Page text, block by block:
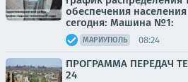
обеспечения
сегодня: Машина №1:
МАРИУПОЛЬ 08:24
ПРОГРАММА ПЕРЕДАЧ
24